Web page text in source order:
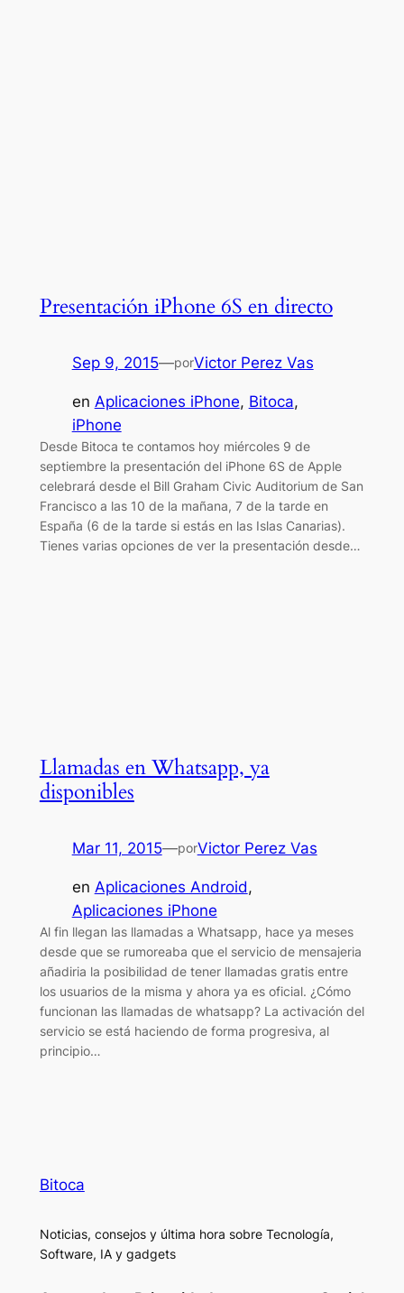
Presentación iPhone 6S en directo
Sep 9, 2015—porVictor Perez Vas
en Aplicaciones iPhone, Bitoca
iPhone
Desde Bitoca te contamos hoy miércoles 9 de
septiembre la presentación del iPhone 6S de Apple
celebrará desde el Bill Graham Civic Auditorium de San
Francisco a las 10 de la mañana, 7 de la tarde en
España (6 de la tarde si estás en las Islas Canarias).
Tienes varias opciones de ver la presentación desde…
Llamadas en Whatsapp, ya
disponibles
Mar 11, 2015—porVictor Perez Vas
en Aplicaciones Android
Aplicaciones iPhone
Al fin llegan las llamadas a Whatsapp, hace ya meses
desde que se rumoreaba que el servicio de mensajeria
añadiria la posibilidad de tener llamadas gratis entre
los usuarios de la misma y ahora ya es oficial. ¿Cómo
funcionan las llamadas de whatsapp? La activación del
servicio se está haciendo de forma progresiva, al
principio…
Bitoca
Noticias, consejos y última hora sobre Tecnología,
Software, IA y gadgets